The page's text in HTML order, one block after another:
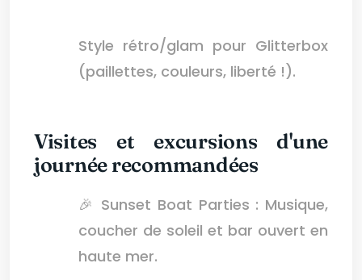
Style rétro/glam pour Glitterbox
(paillettes, couleurs, liberté !).
Visites et excursions d'une
journée recommandées
🎉 Sunset Boat Parties : Musique,
coucher de soleil et bar ouvert en
haute mer.